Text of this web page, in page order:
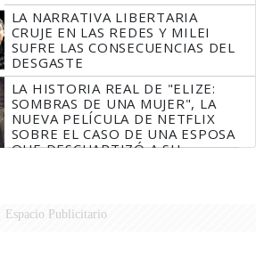
LA NARRATIVA LIBERTARIA
CRUJE EN LAS REDES Y MILEI
SUFRE LAS CONSECUENCIAS DEL
DESGASTE
LA HISTORIA REAL DE "ELIZE:
SOMBRAS DE UNA MUJER", LA
NUEVA PELÍCULA DE NETFLIX
SOBRE EL CASO DE UNA ESPOSA
QUE DESCUARTIZÓ A SU
Espacio Publicitario